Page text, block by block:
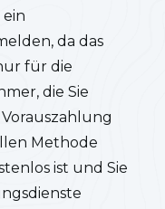
ein
da das
für die
die Sie
Methode
ist und Sie